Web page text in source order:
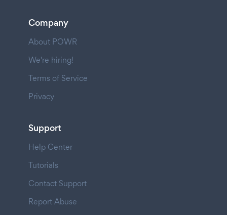
Company
About POWR
We're hiring!
Terms of Service
Privacy
Support
Help Center
Tutorials
Contact Support
Report Abuse